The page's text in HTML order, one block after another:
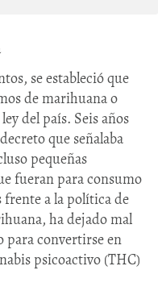
se estableció que
de marihuana o
del país. Seis años
que señalaba
pequeñas
fueran para consumo
frente a la política de
ha dejado mal
para convertirse en
psicoactivo (THC)